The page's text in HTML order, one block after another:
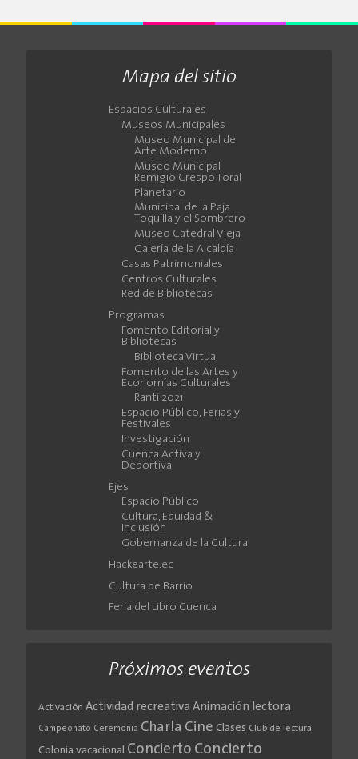
Mapa del sitio
Espacios Culturales
Museos Municipales
Museo Municipal de
Arte Moderno
Museo Municipal
Remigio Crespo Toral
Planetario
Municipal de la Paja
Toquilla y el Sombrero
Museo Catedral Vieja
Galería de la Alcaldía
Casas Patrimoniales
Centros Culturales
Red de Bibliotecas
Programas
Fomento Editorial y
Bibliotecas
Biblioteca Virtual
Fomento de las Artes y
Economías Culturales
Ranti 2021
Espacio Público, Ferias y
Festivales
Investigación
Cuenca Activa y
Deportiva
Ejes
Espacio Público
Cultura, Equidad &
Inclusión
Gobernanza de la Cultura
Hackearte.ec
Cultura de Barrio
Feria del Libro Cuenca
Próximos eventos
Activación Actividad recreativa Animación lectora
Campeonato Ceremonia Charla Cine Clases Club de lectura
Colonia vacacional Concierto Concierto